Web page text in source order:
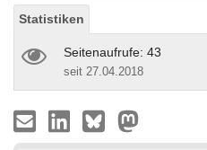
Statistiken
Seitenaufrufe: 43
seit 27.04.2018